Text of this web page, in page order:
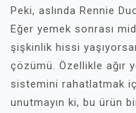
Peki, aslında Rennie
Eğer yemek sonrası
şişkinlik hissi
çözümü. Özellikle ağır
sistemini rahatlatmak
unutmayın ki, bu ürün